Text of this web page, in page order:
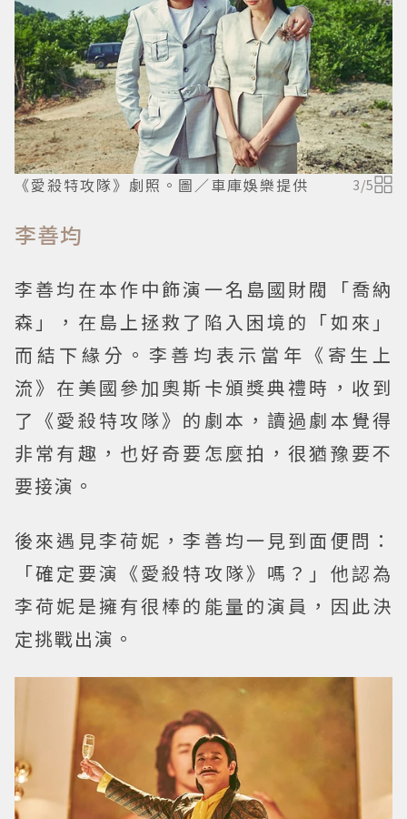
《愛殺特攻隊》劇照。圖／車庫娛樂提供 3/5
李善均
李善均在本作中飾演一名島國財閥「喬納
森」，在島上拯救了陷入困境的「如來」
而結下緣分。李善均表示當年《寄生上
流》在美國參加奧斯卡頒獎典禮時，收到
了《愛殺特攻隊》的劇本，讀過劇本覺得
非常有趣，也好奇要怎麼拍，很猶豫要不
要接演。
後來遇見李荷妮，李善均一見到面便問：
「確定要演《愛殺特攻隊》嗎？」他認為
李荷妮是擁有很棒的能量的演員，因此決
定挑戰出演。